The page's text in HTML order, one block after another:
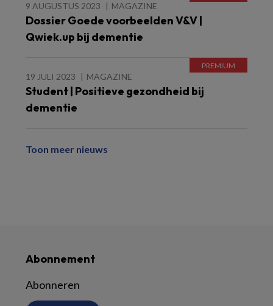
9 AUGUSTUS 2023 MAGAZINE
Dossier Goede voorbeelden V&V |
Qwiek.up bij dementie
19 JULI 2023 MAGAZINE
Student | Positieve gezondheid bij
dementie
Toon meer nieuws
Abonnement
Abonneren